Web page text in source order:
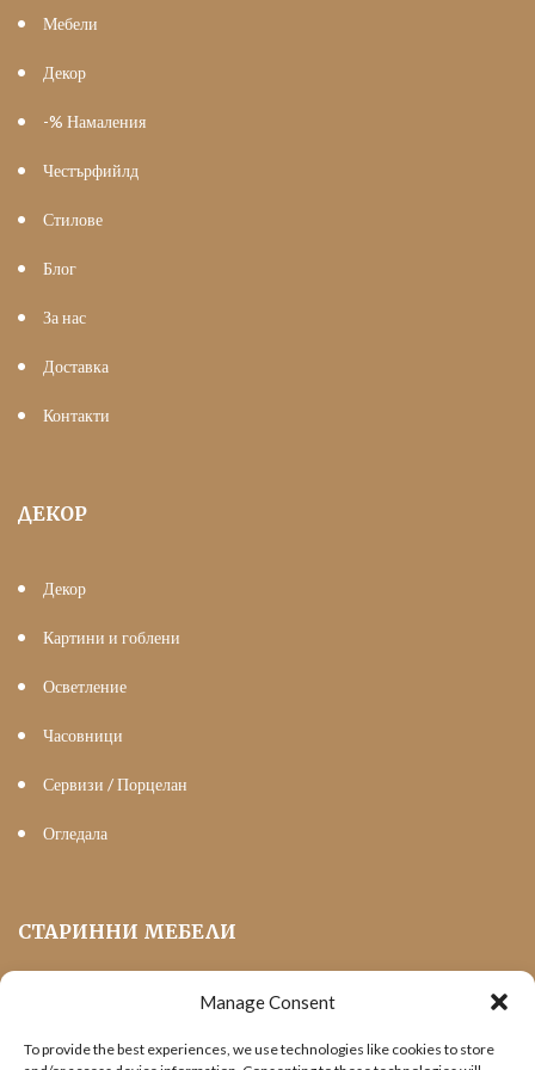
Manage Consent
To provide the best experiences, we use technologies like cookies to store
Мебели
Декор
-% Намаления
Честърфийлд
Стилове
Блог
За нас
Доставка
Контакти
ДЕКОР
Декор
Картини и гоблени
Осветление
Часовници
Сервизи / Порцелан
Огледала
СТАРИННИ МЕБЕЛИ
Трапезни маси и столове